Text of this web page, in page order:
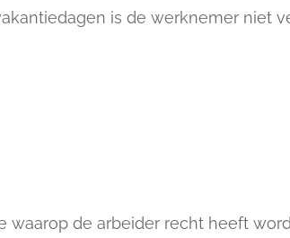
is de werknemer niet
waarop de arbeider recht heeft